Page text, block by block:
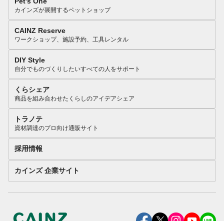
カインズが展開するペットショップ
CAINZ Reserve
ワークショップ、施設予約、工具レンタル
DIY Style
自分でものづくりしたいすべての人をサポート
くらシェア
商品を組み合わせたくらしのアイデアシェア
トラノテ
資材調達のプロ向け通販サイト
採用情報
カインズ 企業サイト